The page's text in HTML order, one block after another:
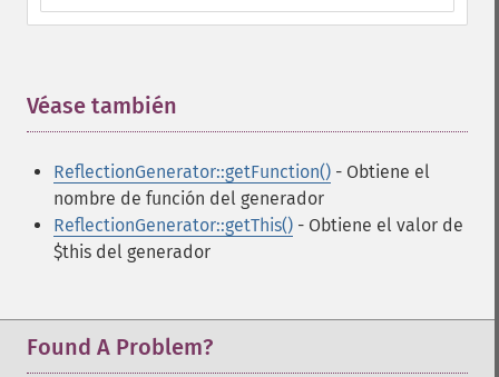
Véase también
ReflectionGenerator::getFunction() - Obtiene el
nombre de función del generador
ReflectionGenerator::getThis() - Obtiene el valor de
$this del generador
Found A Problem?